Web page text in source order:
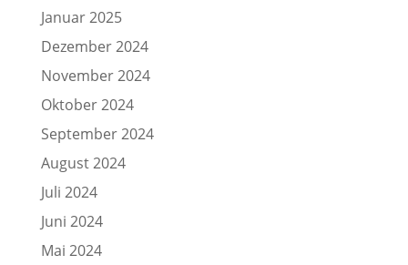
Januar 2025
Dezember 2024
November 2024
Oktober 2024
September 2024
August 2024
Juli 2024
Juni 2024
Mai 2024